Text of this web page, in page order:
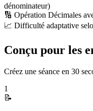
dénominateur)
🔢 Opération Décimales
📈 Difficulté adaptative
Conçu pour les
Créez une séance en 30
1
📝